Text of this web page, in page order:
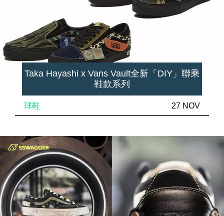
Taka Hayashi x Vans Vault全新「DIY」聯乘
鞋款系列
球鞋 27 NOV